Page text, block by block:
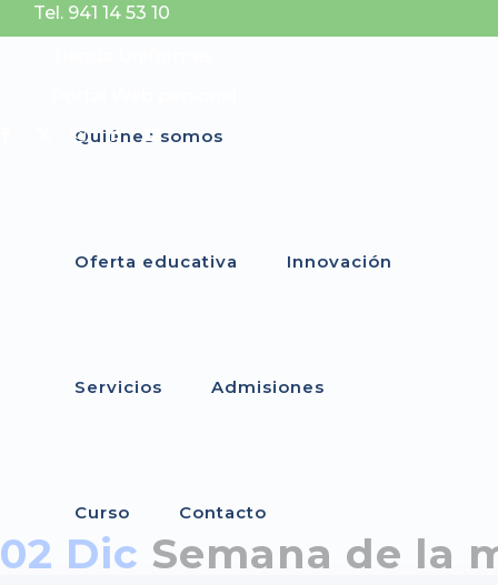
Tel. 941 14 53 10
Quiénes somos
Oferta educativa Innovación
Servicios Admisiones
Curso Contacto
02 Dic Semana de la